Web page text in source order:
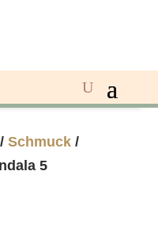
/ Schmuck/
5